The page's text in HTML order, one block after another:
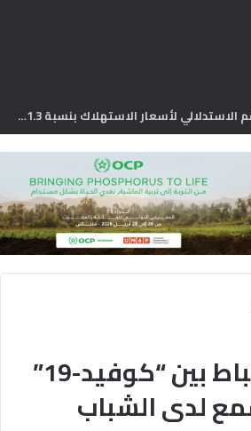
المركز السينمائي المغربي يخصص ملياري درهم لدعم 40 مهرجاناً سينمائياً بالمملكة
اكتشاف ارتباط بين “كوفيد-19”
لدى الشباب